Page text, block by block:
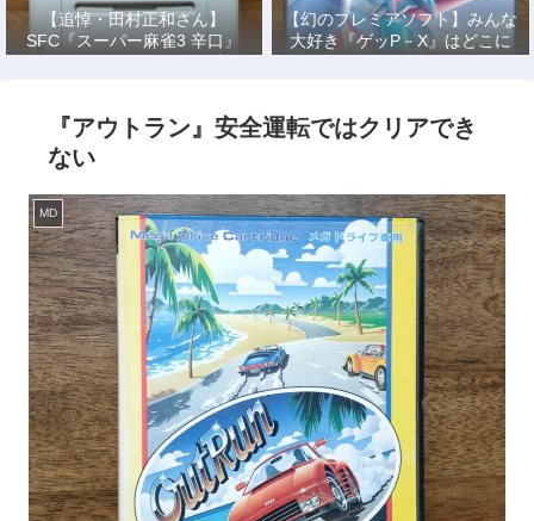
【追悼・田村正和さん】
SFC『スーパー麻雀3 辛口』
で、あの名優になりきって戦っ
【幻のプレミアソフト】みんな
大好き『ゲッP－X』はどこに
もない！
『アウトラン』安全運転ではクリアでき
ない
MD